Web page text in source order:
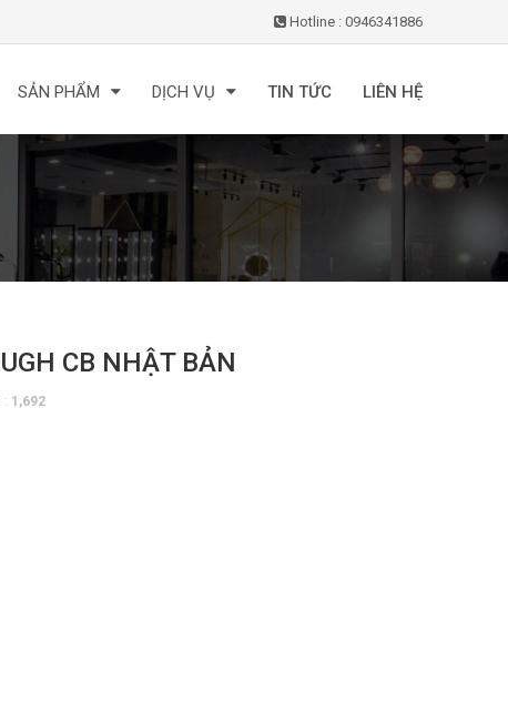
Hotline : 0946341886
SẢN PHẨM DỊCH VỤ TIN TỨC LIÊN HỆ
CB NHẬT BẢN
: 1,692